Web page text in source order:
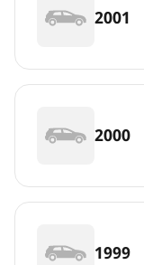
2001
2000
1999